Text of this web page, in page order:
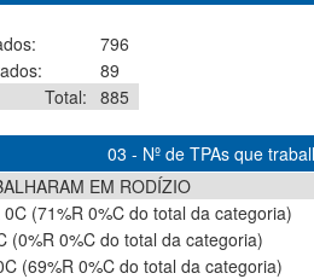
796
89
Total: 885
03 - Nº de TPAs que
EM RODÍZIO
(71%R 0%C do total da categoria)
(0%R 0%C do total da categoria)
(69%R 0%C do total da categoria)